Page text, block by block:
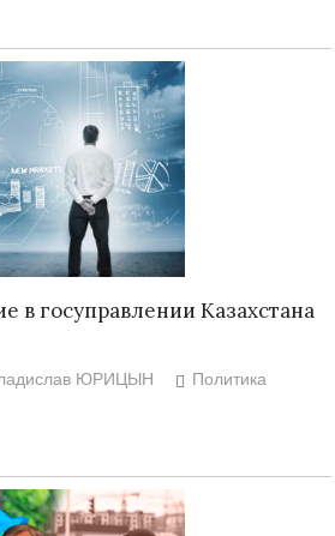
в госуправлении Казахстана
ЮРИЦЫН
Политика